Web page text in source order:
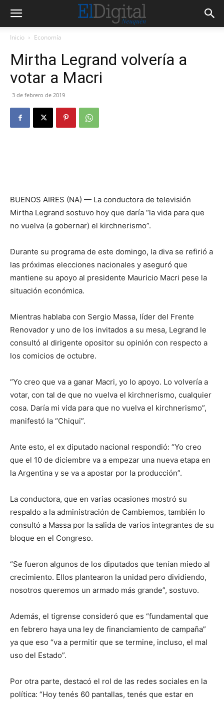
Inicio Economía
Mirtha Legrand volvería a
votar a Macri
3 de febrero de 2019
BUENOS AIRES (NA) — La conductora de televisión
Mirtha Legrand sostuvo hoy que daría “la vida para que
no vuelva (a gobernar) el kirchnerismo”.
Durante su programa de este domingo, la diva se refirió a
las próximas elecciones nacionales y aseguró que
mantiene su apoyo al presidente Mauricio Macri pese la
situación económica.
Mientras hablaba con Sergio Massa, líder del Frente
Renovador y uno de los invitados a su mesa, Legrand le
consultó al dirigente opositor su opinión con respecto a
los comicios de octubre.
“Yo creo que va a ganar Macri, yo lo apoyo. Lo volvería a
votar, con tal de que no vuelva el kirchnerismo, cualquier
cosa. Daría mi vida para que no vuelva el kirchnerismo”,
manifestó la “Chiqui”.
Ante esto, el ex diputado nacional respondió: “Yo creo
que el 10 de diciembre va a empezar una nueva etapa en
la Argentina y se va a apostar por la producción”.
La conductora, que en varias ocasiones mostró su
respaldo a la administración de Cambiemos, también lo
consultó a Massa por la salida de varios integrantes de su
bloque en el Congreso.
“Se fueron algunos de los diputados que tenían miedo al
crecimiento. Ellos plantearon la unidad pero dividiendo,
nosotros queremos un armado más grande”, sostuvo.
Además, el tigrense consideró que es “fundamental que
en febrero haya una ley de financiamiento de campaña”
ya que eso “va a permitir que se termine, incluso, el mal
uso del Estado”.
Por otra parte, destacó el rol de las redes sociales en la
política: “Hoy tenés 60 pantallas, tenés que estar en